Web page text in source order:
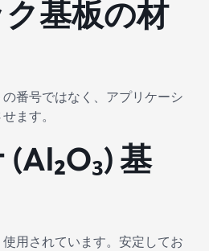
基板の材
番号ではなく、アプリケーシ
ます。
基
用されています。安定してお